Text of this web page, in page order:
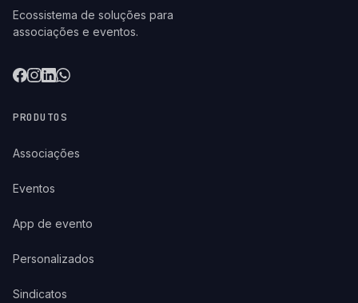
Ecossistema de soluções para
associações e eventos.
PRODUTOS
Associações
Eventos
App de evento
Personalizados
Sindicatos